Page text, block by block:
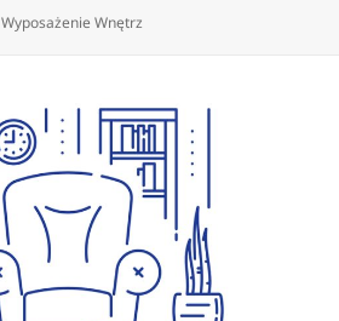
Kategorie
Wyposażenie Wnętrz